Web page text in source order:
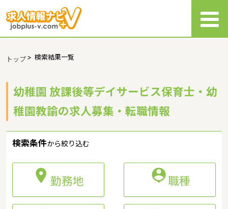
トップ> 検索結果一覧
幼稚園 放課後等デイサービス保育士・幼
稚園教諭の求人募集・転職情報
検索条件から絞り込む
 勤務地 職種